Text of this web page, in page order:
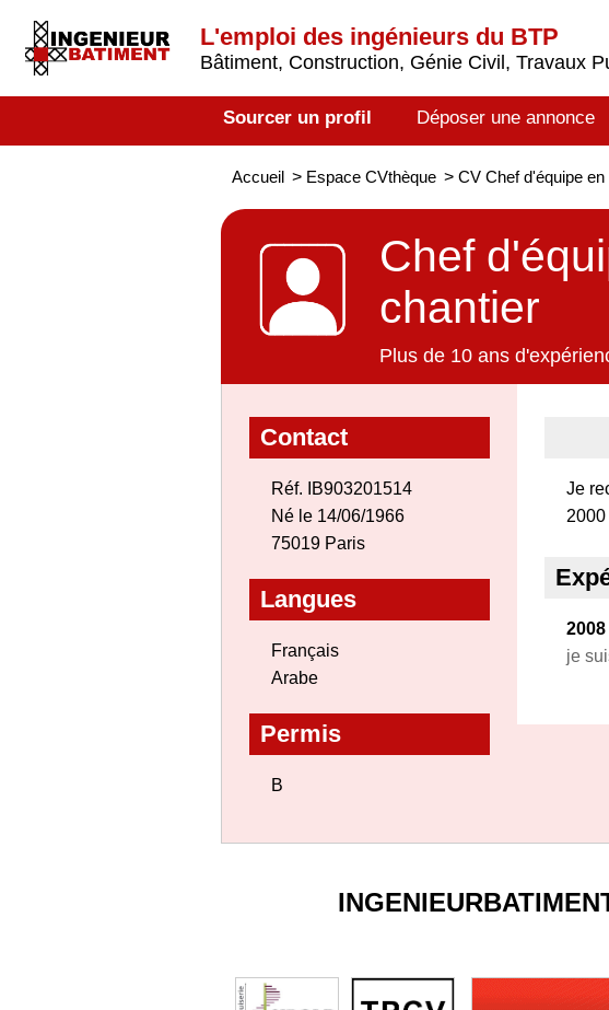
L'emploi des ingénieurs du BTP
Bâtiment, Construction, Génie Civil, Travaux
Sourcer un profil Déposer une annonce
Accueil > Espace CVthèque > CV Chef d'équipe
Chef
chantier
Plus de 10 ans
Contact
Réf. IB903201514
Né le 14/06/1966
75019 Paris
Langues
Français
Arabe
Permis
B
Je
2008
je